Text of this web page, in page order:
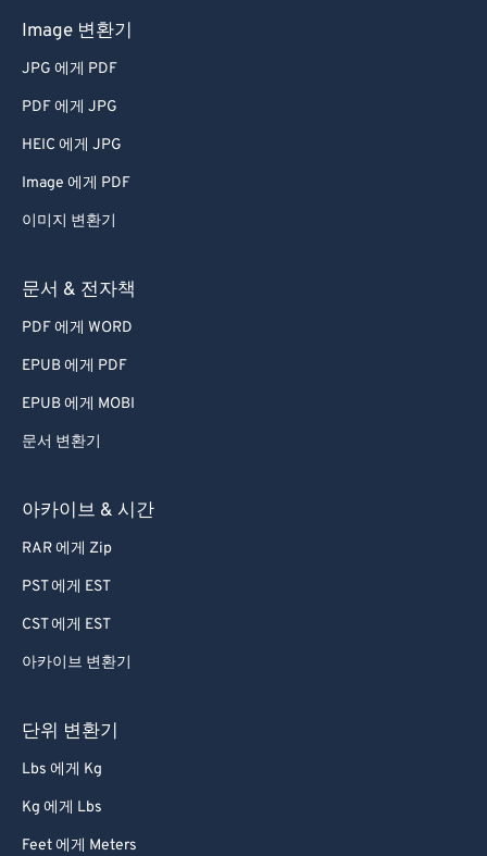
Image 변환기
JPG 에게 PDF
PDF 에게 JPG
HEIC 에게 JPG
Image 에게 PDF
이미지 변환기
문서 & 전자책
PDF 에게 WORD
EPUB 에게 PDF
EPUB 에게 MOBI
문서 변환기
아카이브 & 시간
RAR 에게 Zip
PST 에게 EST
CST 에게 EST
아카이브 변환기
단위 변환기
Lbs 에게 Kg
Kg 에게 Lbs
Feet 에게 Meters